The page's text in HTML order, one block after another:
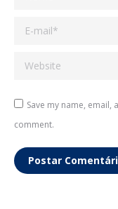
E-mail *
Website
Save my name,
comment.
Postar